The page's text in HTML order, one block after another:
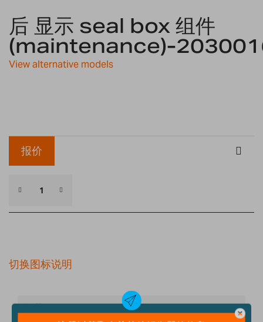
to
the
beginning
of
the
后 显示 seal box 组件
(maintenance)-
View alternative models
报价
切换图标说明
细节